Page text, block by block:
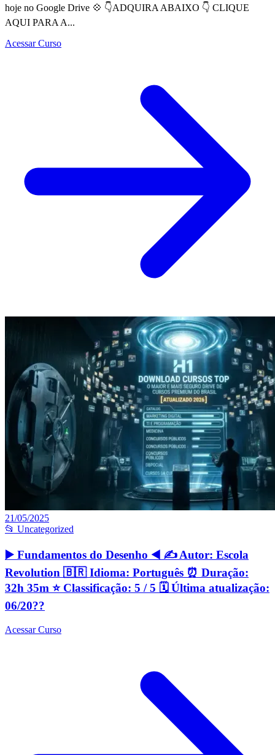
hoje no Google Drive 💠 👇ADQUIRA ABAIXO 👇 CLIQUE
AQUI PARA A...
Acessar Curso
21/05/2025
📂 Uncategorized
▶️ Fundamentos do Desenho ◀️ ✍️ Autor: Escola
Revolution 🇧🇷 Idioma: Português ⏰ Duração:
32h 35m ⭐️ Classificação: 5 / 5 🗓 Última atualização:
06/20??
Acessar Curso